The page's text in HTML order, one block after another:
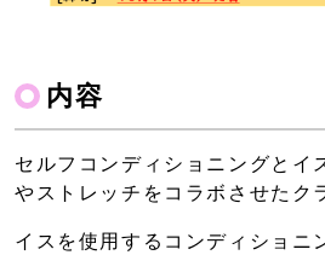
内容
セルフコンディショニングとイ
やストレッチをコラボさせたク
イスを使用するコンディショニ